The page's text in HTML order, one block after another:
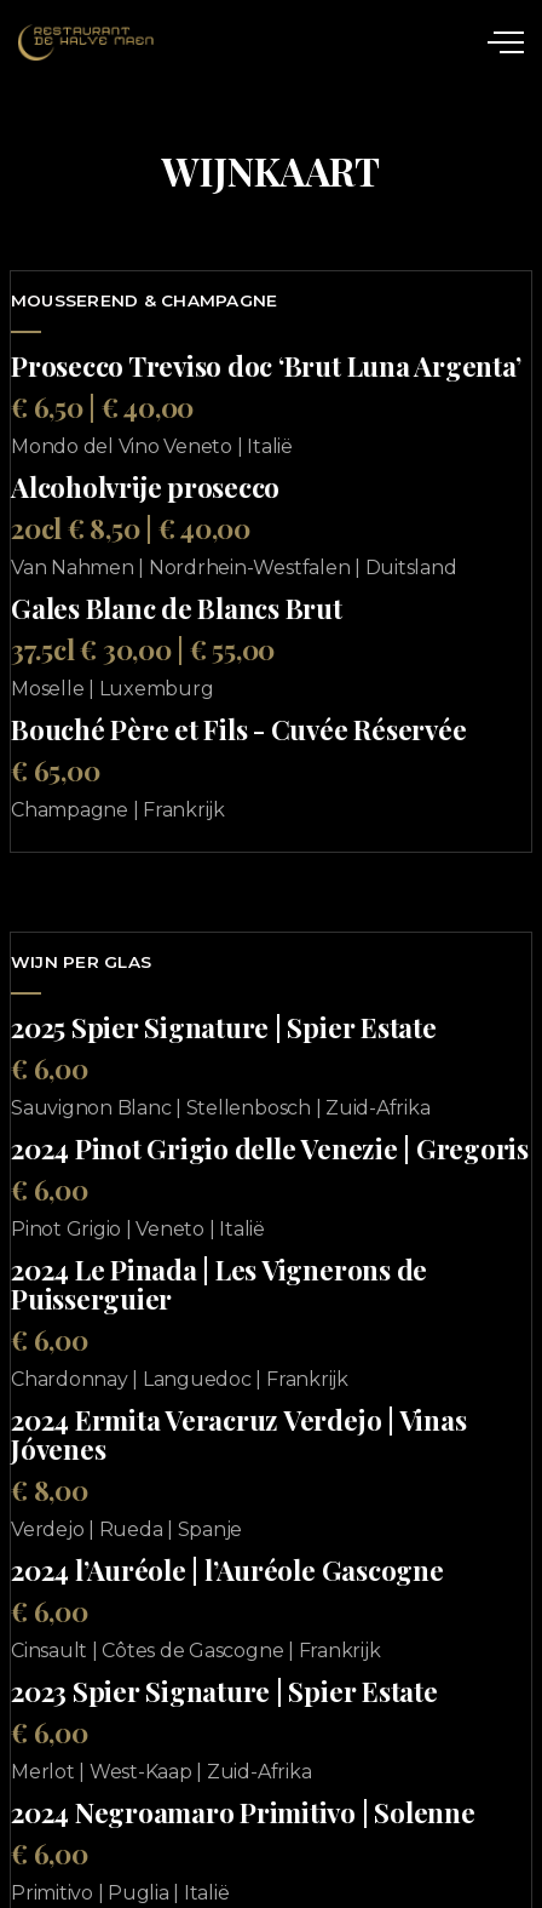
WIJNKAART
MOUSSEREND & CHAMPAGNE
Prosecco Treviso doc ‘Brut Luna Argenta’
€ 6,50 | € 40,00
Mondo del Vino Veneto | Italië
Alcoholvrije prosecco
20cl € 8,50 | € 40,00
Van Nahmen | Nordrhein-Westfalen | Duitsland
Gales Blanc de Blancs Brut
37.5cl € 30,00 | € 55,00
Moselle | Luxemburg
Bouché Père et Fils - Cuvée Réservée
€ 65,00
Champagne | Frankrijk
WIJN PER GLAS
2025 Spier Signature | Spier Estate
€ 6,00
Sauvignon Blanc | Stellenbosch | Zuid-Afrika
2024 Pinot Grigio delle Venezie | Gregoris
€ 6,00
Pinot Grigio | Veneto | Italië
2024 Le Pinada | Les Vignerons de
Puisserguier
€ 6,00
Chardonnay | Languedoc | Frankrijk
2024 Ermita Veracruz Verdejo | Vinas
Jóvenes
€ 8,00
Verdejo | Rueda | Spanje
2024 l’Auréole | l’Auréole Gascogne
€ 6,00
Cinsault | Côtes de Gascogne | Frankrijk
2023 Spier Signature | Spier Estate
€ 6,00
Merlot | West-Kaap | Zuid-Afrika
2024 Negroamaro Primitivo | Solenne
€ 6,00
Primitivo | Puglia | Italië